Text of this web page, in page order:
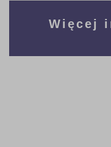
Więcej